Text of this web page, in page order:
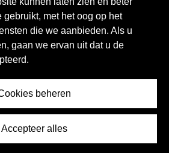
gebruikt, met het oog op het
die we aanbieden. Als u
gaan we ervan uit dat u de
beheren
Accepteer alles